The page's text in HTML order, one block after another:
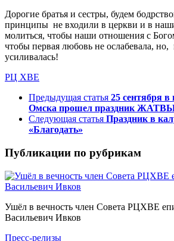
Дорогие братья и сестры, будем
принципы не входили в церкви и в
молиться, чтобы наши отношения с
чтобы первая любовь не ослабевала, но,
усиливалась!
РЦ ХВЕ
Предыдущая статья 25 сентября
Омска прошел праздник
Следующая статья Праздник в
«Благодать»
Публикации по рубрикам
Ушёл в вечность член Совета РЦХВЕ
Васильевич Ивков
Пресс-релизы